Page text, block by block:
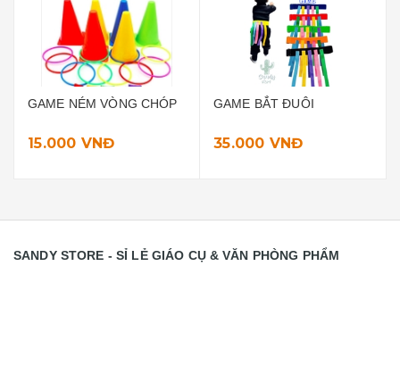
GAME BẮT ĐUÔI
35.000 VNĐ
💥💥💥 PHI TIÊU BANH 💥
45.000 VNĐ
SANDY STORE - SỈ LẺ GIÁO CỤ & VĂN PHÒNG PHẨM